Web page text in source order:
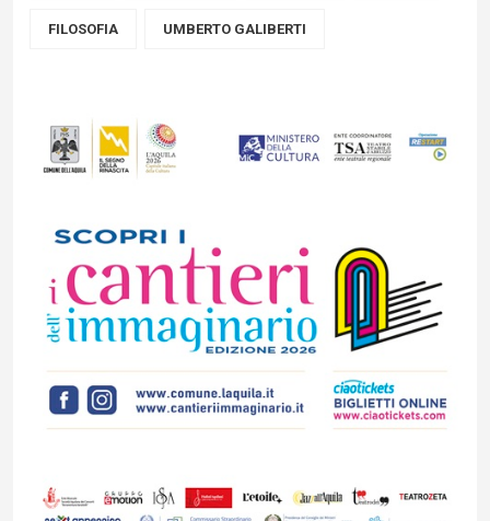
FILOSOFIA UMBERTO GALIBERTI